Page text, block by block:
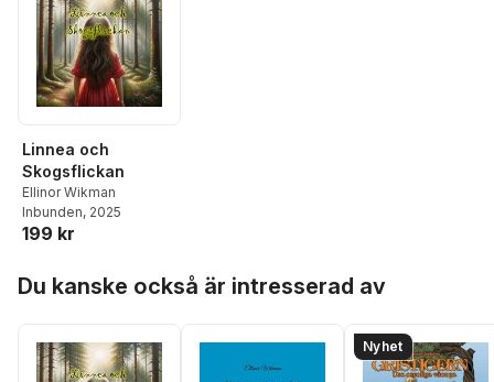
Linnea och
Skogsflickan
Ellinor Wikman
Inbunden, 2025
199 kr
Du kanske också är intresserad av
Nyhet